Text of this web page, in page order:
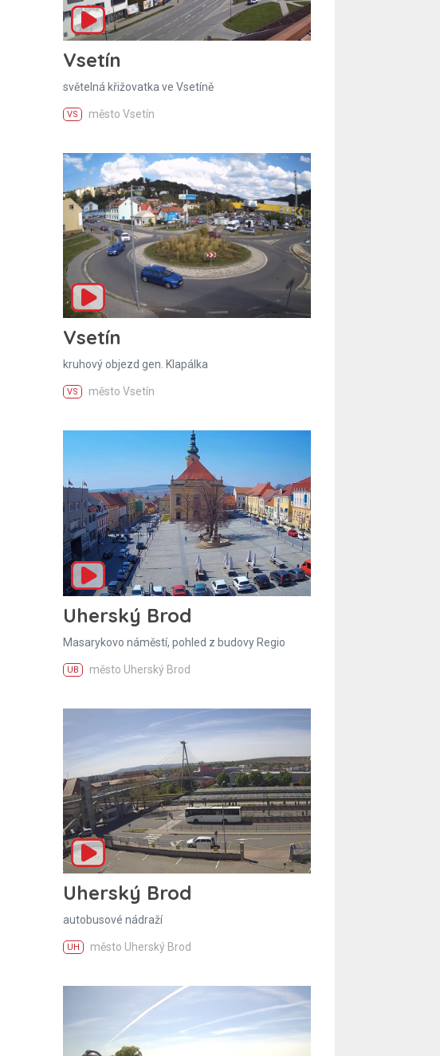
Vsetín
světelná křižovatka ve Vsetíně
VS město Vsetín
Vsetín
kruhový objezd gen. Klapálka
VS město Vsetín
Uherský Brod
Masarykovo náměstí, pohled z budovy Regio
UB město Uherský Brod
Uherský Brod
autobusové nádraží
UH město Uherský Brod